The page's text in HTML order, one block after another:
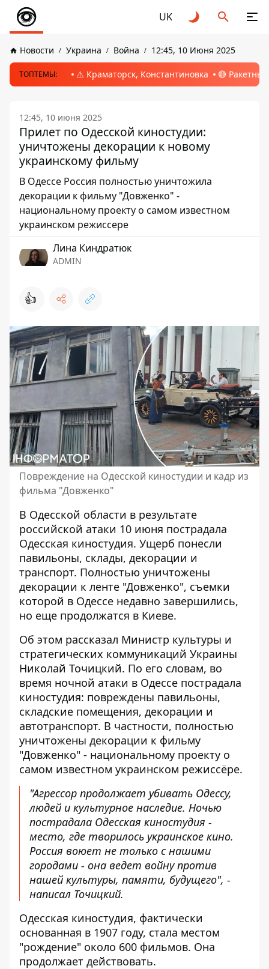
UK
Новости Украина Война 12:45, 10 Июня 2025
ТОПТЕМЫ: ⚠️ Краматорск, Константиновка 🔴
12:45, 10 июня 2025
Прилет по Одесской киностудии:
уничтожены декорации к новому
украинскому фильму
В Одессе Россия полностью уничтожила
декорации к фильму "Довженко" -
национальному проекту о самом известном
украинском режиссере
Лина Киндратюк
ADMIN
👍
Повреждение на Одесской киностудии и кадр из
фильма "Довженко"
В Одесской области в результате
российской атаки 10 июня пострадала
Одесская киностудия. Ущерб понесли
павильоны, склады, декорации и
транспорт. Полностью уничтожены
декорации к ленте "Довженко", съемки
которой в Одессе недавно завершились,
но еще продолжатся в Киеве.
Об этом рассказал Министр культуры и
стратегических коммуникаций Украины
Николай Точицкий. По его словам, во
время ночной атаки в Одессе пострадала
киностудия: повреждены павильоны,
складские помещения, декорации и
автотранспорт. В частности, полностью
уничтожены декорации к фильму
"Довженко" - национальному проекту о
самом известном украинском режиссёре.
"Агрессор продолжает убивать Одессу,
людей и культурное наследие. Ночью
пострадала Одесская киностудия -
место, где творилось украинское кино.
Россия воюет не только с нашими
городами - она ​​ведет войну против
нашей культуры, памяти, будущего", -
написал Точицкий.
Одесская киностудия, фактически
основанная в 1907 году, стала местом
"рождение" около 600 фильмов. Она
продолжает действовать.